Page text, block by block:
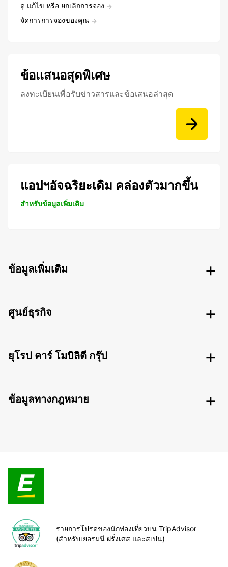
ดู แก้ไข หรือ ยกเลิกการจอง
จัดการการจองของคุณ
ข้อเเสนอสุดพิเศษ
ลงทะเบียนเพื่อรับข่าวสารและข้อเสนอล่าสุด
แอปฯอัจฉริยะเดิม คล่องตัวมากขึ้น
สำหรับข้อมูลเพิ่มเติม
ข้อมูลเพิ่มเติม
ศูนย์ธุรกิจ
ยุโรป คาร์ โมบิลิตี กรุ๊ป
ข้อมูลทางกฎหมาย
รายการโปรดของนักท่องเที่ยวบน TripAdvisor
(สำหรับเยอรมนี ฝรั่งเศส และสเปน)